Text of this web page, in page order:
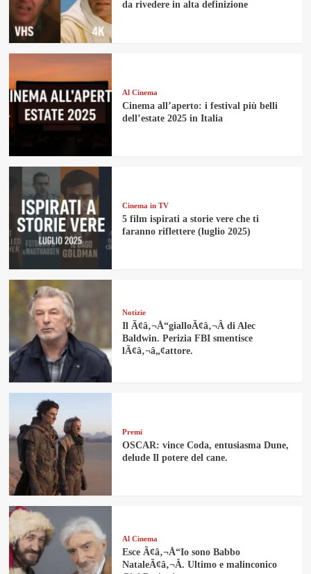
da rivedere in alta definizione
Al Cinema
Cinema all’aperto: i festival più belli
dell’estate 2025 in Italia
Cinema in TV
5 film ispirati a storie vere che ti
faranno riflettere (luglio 2025)
Notizie
Il Ã¢â‚¬Å“gialloÃ¢â‚¬Â di Alec
Baldwin. Perizia FBI smentisce
lÃ¢â‚¬â„¢attore.
Premi
OSCAR: vince Coda, entusiasma Dune,
delude Il potere del cane.
Al Cinema
Esce Ã¢â‚¬Å“Io sono Babbo
NataleÃ¢â‚¬Â. Ultimo e malinconico